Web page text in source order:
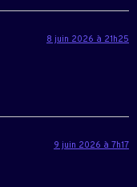
8 juin 2026 à 21h25
9 juin 2026 à 7h17